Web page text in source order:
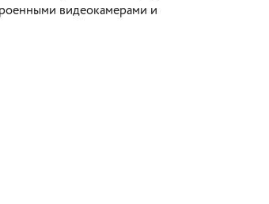
В корзину
видеокамерами и